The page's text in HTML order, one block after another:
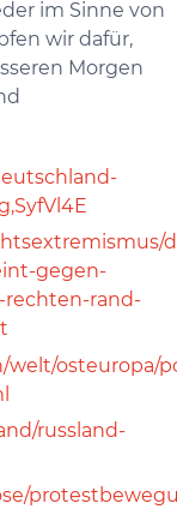
im Sinne von
wir dafür,
Morgen
gegen-
rechten-rand-
osteuropa/
russland-